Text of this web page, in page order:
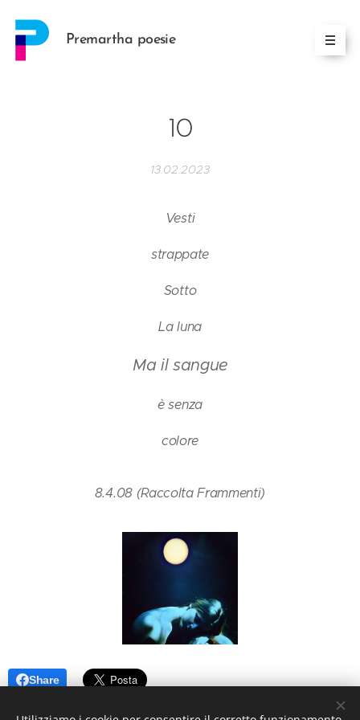
Premartha poesie
10
13.02.2023
Vesti
strappate
Sotto
La luna
Ma il sangue
è senza
colore
8.4.08 (Raccolta Frammenti)
Share